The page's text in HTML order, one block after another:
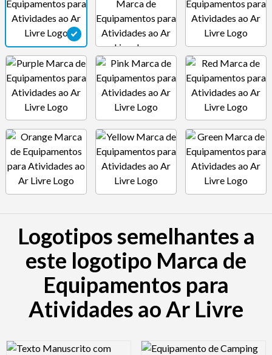
Logotipos semelhantes a
este logotipo Marca de
Equipamentos para
Atividades ao Ar Livre
Logo Preview Image Logo Preview Image